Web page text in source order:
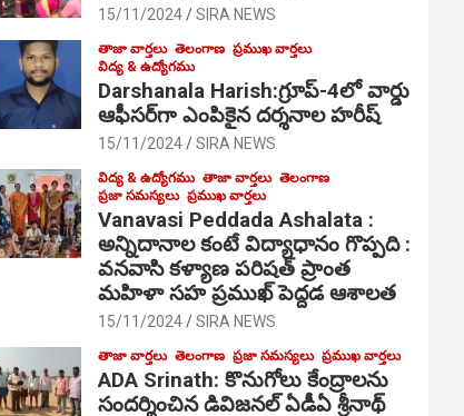
15/11/2024 SIRA NEWS
తాజా వార్తలు తెలంగాణ ప్రముఖ వార్తలు
విద్య & ఉద్యోగము
Darshanala Harish:గ్రూప్-4లో వార్డు
ఆఫీసర్‌గా ఎంపికైన దర్శనాల హరీష్
15/11/2024 SIRA NEWS
విద్య & ఉద్యోగము తాజా వార్తలు తెలంగాణ
ప్రజా సమస్యలు ప్రముఖ వార్తలు
Vanavasi Peddada Ashalata :
అన్నిదానాల కంటే విద్యాధానం గొప్పది :
వనవాసి కళ్యాణ పరిషత్ ప్రాంత
మహిళా సహ ప్రముఖ్ పెద్దడ ఆశాలత
15/11/2024 SIRA NEWS
తాజా వార్తలు తెలంగాణ ప్రజా సమస్యలు ప్రముఖ వార్తలు
ADA Srinath: కొనుగోలు కేంద్రాల‌ను
సంద‌ర్శించిన డివిజనల్ ఏడీఏ శ్రీనాథ్